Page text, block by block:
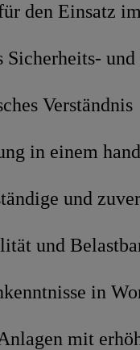
den Einsatz
Sicherheits-
Verständnis
in einem
und
und
in
mit